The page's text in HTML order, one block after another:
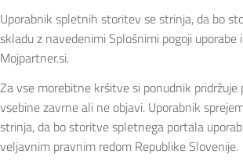
Uporabnik spletnih storitev se strinja, da bo
skladu z navedenimi Splošnimi pogoji
Mojpartner.si.
Za vse morebitne kršitve si ponudnik
vsebine zavrne ali ne objavi. Uporabnik
strinja, da bo storitve spletnega portala
veljavnim pravnim redom Republike Slovenije.